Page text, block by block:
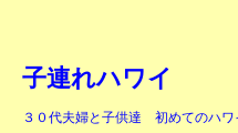
子連れハワイ
３０代夫婦と子供達 初めてのハワ